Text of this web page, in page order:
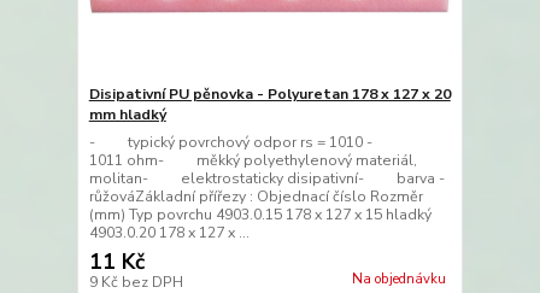
Disipativní PU pěnovka - Polyuretan 178 x 127 x 20
mm hladký
- typický povrchový odpor rs = 1010 -
1011 ohm- měkký polyethylenový materiál,
molitan- elektrostaticky disipativní- barva -
růžováZákladní přířezy : Objednací číslo Rozměr
(mm) Typ povrchu 4903.0.15 178 x 127 x 15 hladký
4903.0.20 178 x 127 x ...
11 Kč
9 Kč bez DPH Na objednávku